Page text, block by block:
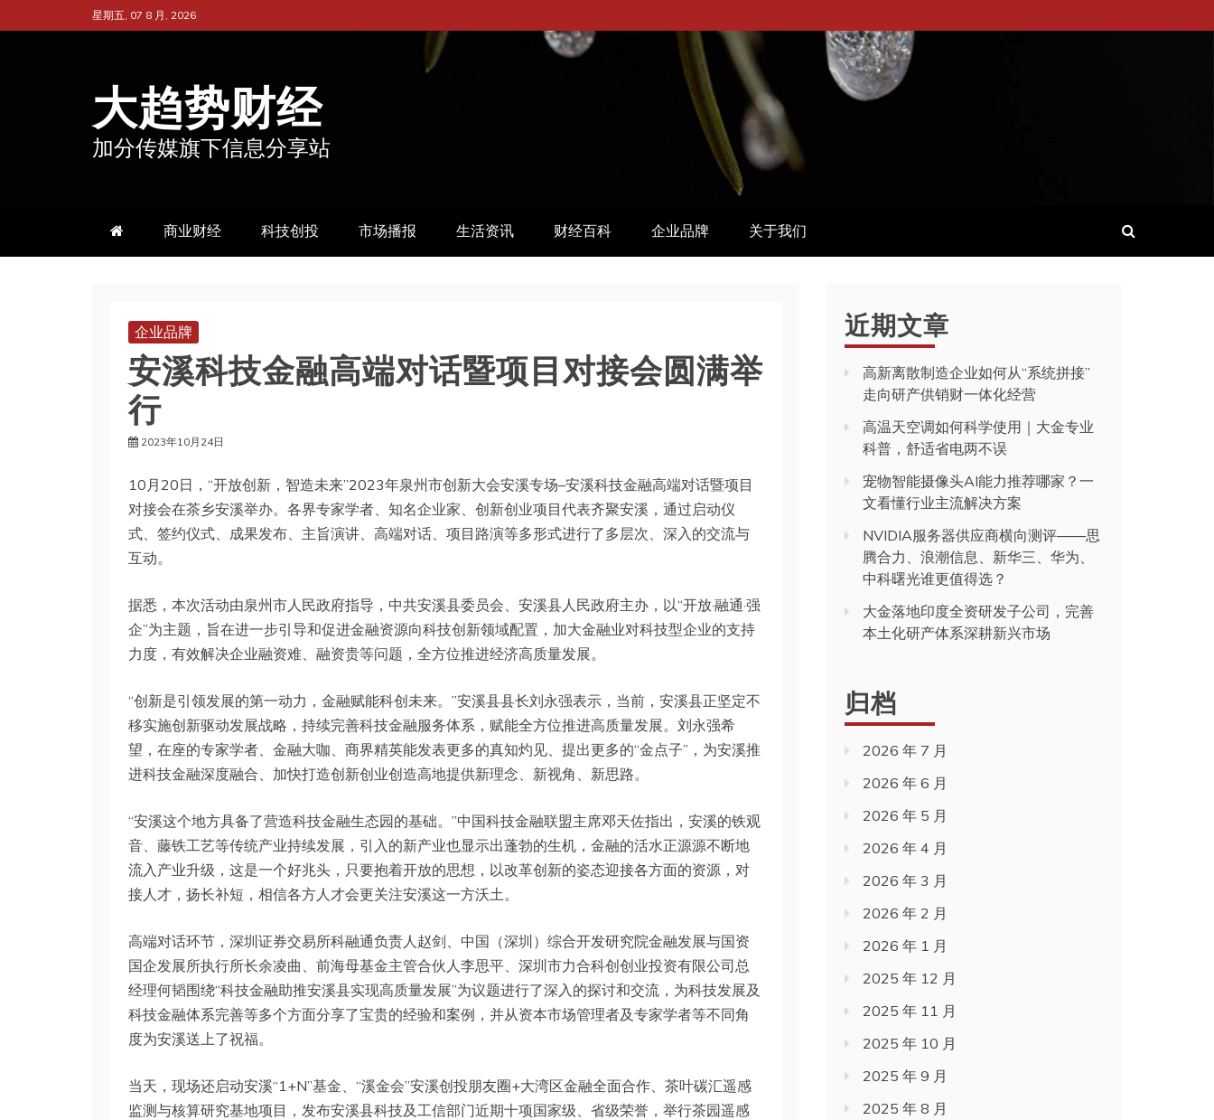
至
星期五, 07 8 月, 2026
大趋势财经
加分传媒旗下信息分享站
商业财经 科技创投 市场播报 生活资讯 财经百科 企业品牌 关于我们
企业品牌
安溪科技金融高端对话暨项目对接会圆满举
行
2023年10月24日
10月20日，“开放创新，智造未来”2023年泉州市创新大会安溪专场–安溪科技金融高端对话暨项目
对接会在茶乡安溪举办。各界专家学者、知名企业家、创新创业项目代表齐聚安溪，通过启动仪
式、签约仪式、成果发布、主旨演讲、高端对话、项目路演等多形式进行了多层次、深入的交流与
互动。
据悉，本次活动由泉州市人民政府指导，中共安溪县委员会、安溪县人民政府主办，以“开放·融通·强
企”为主题，旨在进一步引导和促进金融资源向科技创新领域配置，加大金融业对科技型企业的支持
力度，有效解决企业融资难、融资贵等问题，全方位推进经济高质量发展。
“创新是引领发展的第一动力，金融赋能科创未来。”安溪县县长刘永强表示，当前，安溪县正坚定不
移实施创新驱动发展战略，持续完善科技金融服务体系，赋能全方位推进高质量发展。刘永强希
望，在座的专家学者、金融大咖、商界精英能发表更多的真知灼见、提出更多的“金点子”，为安溪推
进科技金融深度融合、加快打造创新创业创造高地提供新理念、新视角、新思路。
“安溪这个地方具备了营造科技金融生态园的基础。”中国科技金融联盟主席邓天佐指出，安溪的铁观
音、藤铁工艺等传统产业持续发展，引入的新产业也显示出蓬勃的生机，金融的活水正源源不断地
流入产业升级，这是一个好兆头，只要抱着开放的思想，以改革创新的姿态迎接各方面的资源，对
接人才，扬长补短，相信各方人才会更关注安溪这一方沃土。
高端对话环节，深圳证券交易所科融通负责人赵剑、中国（深圳）综合开发研究院金融发展与国资
国企发展所执行所长余凌曲、前海母基金主管合伙人李思平、深圳市力合科创创业投资有限公司总
经理何韬围绕“科技金融助推安溪县实现高质量发展”为议题进行了深入的探讨和交流，为科技发展及
科技金融体系完善等多个方面分享了宝贵的经验和案例，并从资本市场管理者及专家学者等不同角
度为安溪送上了祝福。
当天，现场还启动安溪“1+N”基金、“溪金会”安溪创投朋友圈+大湾区金融全面合作、茶叶碳汇遥感
监测与核算研究基地项目，发布安溪县科技及工信部门近期十项国家级、省级荣誉，举行茶园遥感
近期文章
高新离散制造企业如何从“系统拼接”
走向研产供销财一体化经营
高温天空调如何科学使用｜大金专业
科普，舒适省电两不误
宠物智能摄像头AI能力推荐哪家？一
文看懂行业主流解决方案
NVIDIA服务器供应商横向测评——思
腾合力、浪潮信息、新华三、华为、
中科曙光谁更值得选？
大金落地印度全资研发子公司，完善
本土化研产体系深耕新兴市场
归档
2026 年 7 月
2026 年 6 月
2026 年 5 月
2026 年 4 月
2026 年 3 月
2026 年 2 月
2026 年 1 月
2025 年 12 月
2025 年 11 月
2025 年 10 月
2025 年 9 月
2025 年 8 月